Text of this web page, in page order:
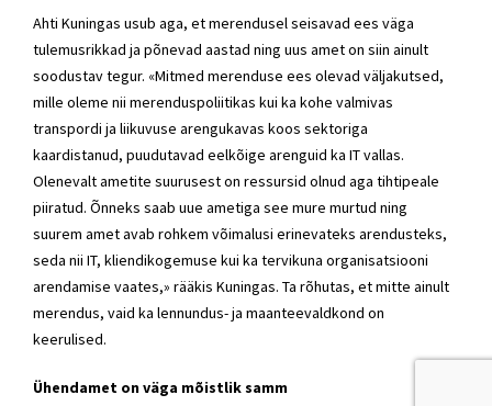
Ahti Kuningas usub aga, et merendusel seisavad ees väga
tulemusrikkad ja põnevad aastad ning uus amet on siin ainult
soodustav tegur. «Mitmed merenduse ees olevad väljakutsed,
mille oleme nii merenduspoliitikas kui ka kohe valmivas
transpordi ja liikuvuse arengukavas koos sektoriga
kaardistanud, puudutavad eelkõige arenguid ka IT vallas.
Olenevalt ametite suurusest on ressursid olnud aga tihtipeale
piiratud. Õnneks saab uue ametiga see mure murtud ning
suurem amet avab rohkem võimalusi erinevateks arendusteks,
seda nii IT, kliendikogemuse kui ka tervikuna organisatsiooni
arendamise vaates,» rääkis Kuningas. Ta rõhutas, et mitte ainult
merendus, vaid ka lennundus- ja maanteevaldkond on
keerulised.
Ühendamet on väga mõistlik samm